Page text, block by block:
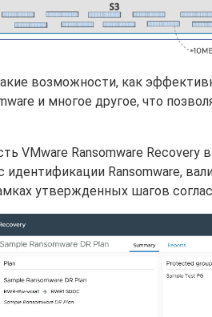
возможности, как
и многое другое, что
VMware Ransomware Recovery
идентификации Ransomware,
утвержденных шагов